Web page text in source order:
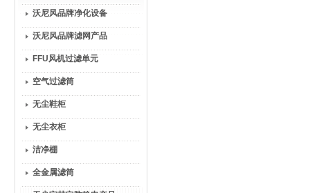
沃尼风品牌净化设备
沃尼风品牌滤网产品
FFU风机过滤单元
空气过滤筒
无尘鞋柜
无尘衣柜
洁净棚
全金属滤筒